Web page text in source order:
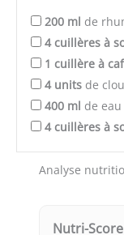
200 ml de
4 cuillères à
1 cuillère à
4 units de
400 ml de eau
4 cuillères à
Analyse
Nutri-